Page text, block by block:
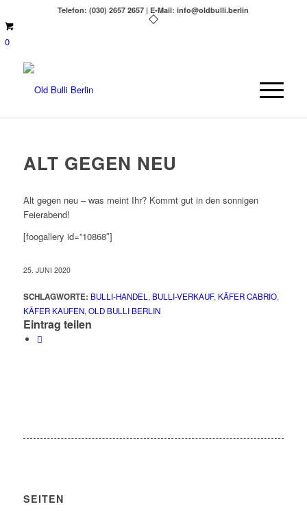
Telefon: (030) 2657 2657 | E-Mail: info@oldbulli.berlin
0
ALT GEGEN NEU
Alt gegen neu – was meint Ihr? Kommt gut in den sonnigen
Feierabend!
[foogallery id=”10868″]
25. JUNI 2020
SCHLAGWORTE: BULLI-HANDEL , BULLI-VERKAUF, KÄFER CABRIO,
KÄFER KAUFEN, OLD BULLI BERLIN
Eintrag teilen
SEITEN